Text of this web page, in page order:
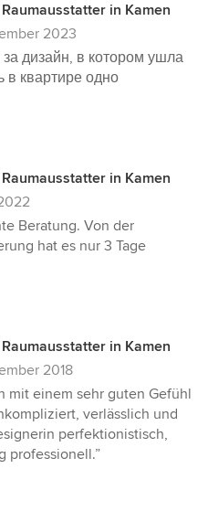
in Kamen
2023
дизайн, в котором ушла
в квартире одно
in Kamen
Beratung. Von der
hat es nur 3 Tage
in Kamen
2018
mit einem sehr guten Gefühl
verlässlich und
perfektionistisch,
professionell.”